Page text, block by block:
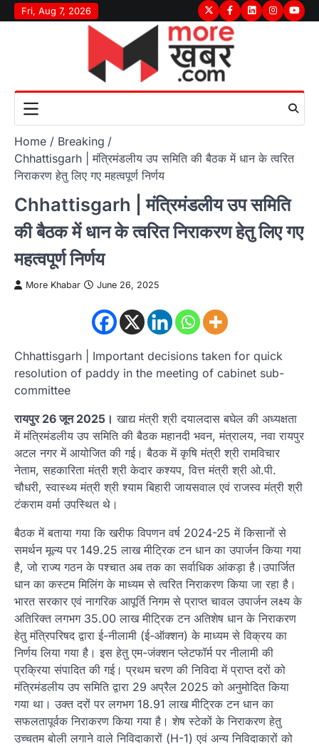
Skip
to
Fri, Aug 7, 2026 TwitterFacebook
LinkedInInstagram
Home
Breaking
Chhattisgarh | मंत्रिमंडलीय उप समिति की बैठक में धान के त्वरित
निराकरण हेतु लिए गए महत्वपूर्ण निर्णय
Chhattisgarh | मंत्रिमंडलीय उप समिति
की बैठक में धान के त्वरित निराकरण हेतु लिए गए
महत्वपूर्ण निर्णय
More Khabar June 26, 2025
Chhattisgarh | Important decisions taken for quick
resolution of paddy in the meeting of cabinet sub-
committee
रायपुर 26 जून 2025। खाद्य मंत्री श्री दयालदास बघेल की अध्यक्षता
में मंत्रिमंडलीय उप समिति की बैठक महानदी भवन, मंत्रालय, नवा रायपुर
अटल नगर में आयोजित की गई। बैठक में कृषि मंत्री श्री रामविचार
नेताम, सहकारिता मंत्री श्री केदार कश्यप, वित्त मंत्री श्री ओ.पी.
चौधरी, स्वास्थ्य मंत्री श्री श्याम बिहारी जायसवाल एवं राजस्व मंत्री श्री
टंकराम वर्मा उपस्थित थे।
बैठक में बताया गया कि खरीफ विपणन वर्ष 2024-25 में किसानों से
समर्थन मूल्य पर 149.25 लाख मीट्रिक टन धान का उपार्जन किया गया
है, जो राज्य गठन के पश्चात अब तक का सर्वाधिक आंकड़ा है।उपार्जित
धान का कस्टम मिलिंग के माध्यम से त्वरित निराकरण किया जा रहा है।
भारत सरकार एवं नागरिक आपूर्ति निगम से प्राप्त चावल उपार्जन लक्ष्य के
अतिरिक्त लगभग 35.00 लाख मीट्रिक टन अतिशेष धान के निराकरण
हेतु मंत्रिपरिषद द्वारा ई-नीलामी (ई-ऑक्शन) के माध्यम से विक्रय का
निर्णय लिया गया है। इस हेतु एम-जंक्शन प्लेटफॉर्म पर नीलामी की
प्रक्रिया संपादित की गई। प्रथम चरण की निविदा में प्राप्त दरों को
मंत्रिमंडलीय उप समिति द्वारा 29 अप्रैल 2025 को अनुमोदित किया
गया था। उक्त दरों पर लगभग 18.91 लाख मीट्रिक टन धान का
सफलतापूर्वक निराकरण किया गया है। शेष स्टेकों के निराकरण हेतु
उच्चतम बोली लगाने वाले निविदाकारों (H-1) एवं अन्य निविदाकारों को